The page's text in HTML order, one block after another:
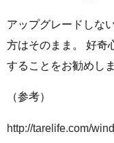
アップグレードしな
方はそのまま。 好奇
することをお勧めし
（参考）
http://tarelife.com/